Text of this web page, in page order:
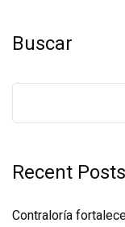
Buscar
Recent Posts
Contraloría